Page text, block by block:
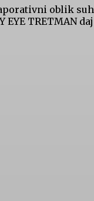
oblik
EYE TRETMAN